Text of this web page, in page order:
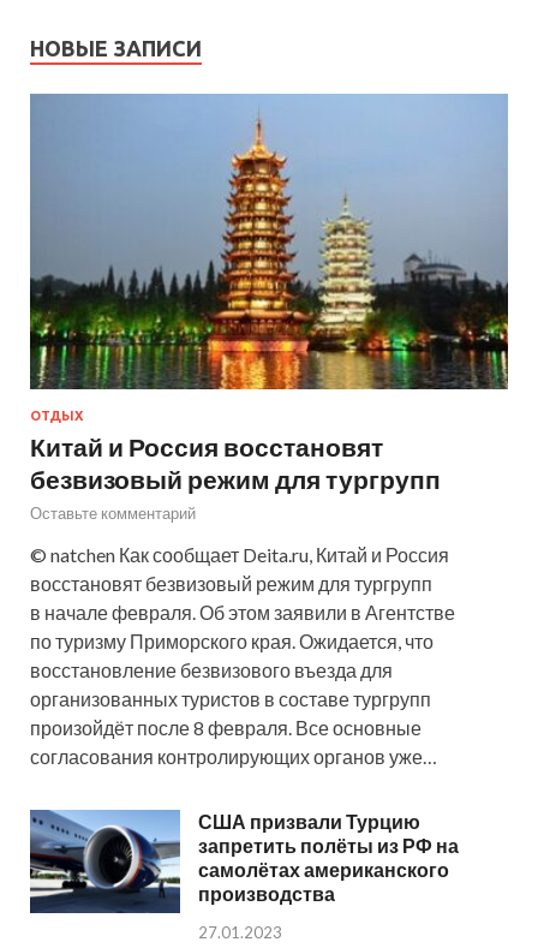
НОВЫЕ ЗАПИСИ
ОТДЫХ
Китай и Россия восстановят
безвизовый режим для тургрупп
Оставьте комментарий
© natchen Как сообщает Deita.ru, Китай и Россия
восстановят безвизовый режим для тургрупп
в начале февраля. Об этом заявили в Агентстве
по туризму Приморского края. Ожидается, что
восстановление безвизового въезда для
организованных туристов в составе тургрупп
произойдёт после 8 февраля. Все основные
согласования контролирующих органов уже…
США призвали Турцию
запретить полёты из РФ на
самолётах американского
производства
27.01.2023